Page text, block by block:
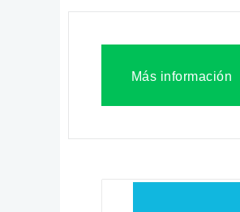
Más información